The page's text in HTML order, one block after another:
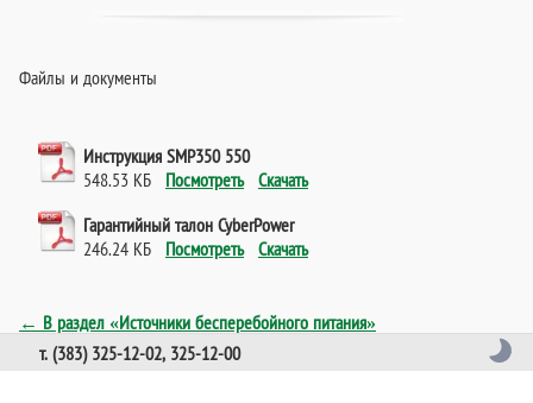
Файлы и документы
Инструкция SMP350 550
548.53 КБ Посмотреть Скачать
Гарантийный талон CyberPower
246.24 КБ Посмотреть Скачать
← В раздел «Источники бесперебойного питания»
т. (383) 325-12-02, 325-12-00